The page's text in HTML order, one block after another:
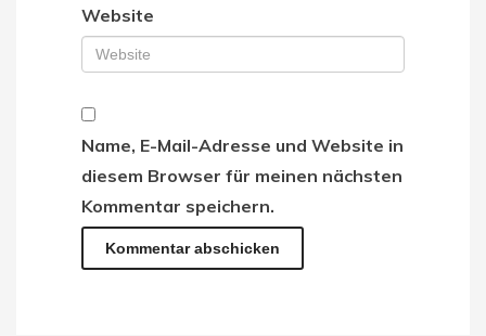
Website
Name, E-Mail-Adresse und Website in
diesem Browser für meinen nächsten
Kommentar speichern.